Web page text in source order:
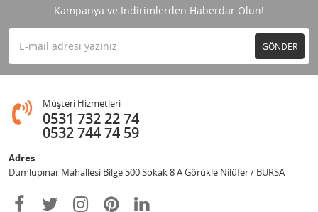
Kampanya ve İndirimlerden Haberdar Olun!
GÖNDER
Müşteri Hizmetleri
0531 732 22 74
0532 744 74 59
Adres
Dumlupınar Mahallesi Bilge 500 Sokak 8 A Görükle Nilüfer / BURSA